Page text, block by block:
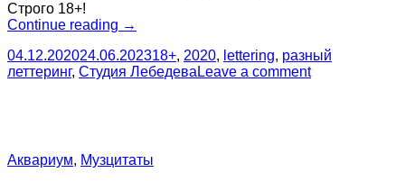
Строго 18+!
Continue reading “Тёмины
(18+)”
→
04.12.202024.06.202318+, 2020, lettering, разный
леттеринг, Студия Лебедева Leave a comment
Аквариум, Музцитаты